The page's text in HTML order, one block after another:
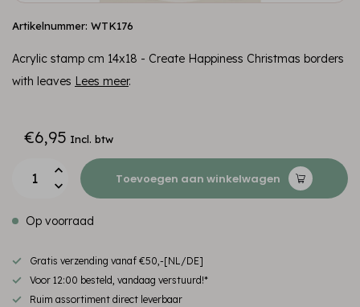
Artikelnummer: WTK176
Acrylic stamp cm 14x18 - Create Happiness Christmas borders
with leaves Lees meer.
€6,95 Incl. btw
Toevoegen aan winkelwagen
Op voorraad
Gratis verzending vanaf €50,-[NL/DE]
Voor 12:00 besteld, vandaag verstuurd!*
Ruim assortiment direct leverbaar